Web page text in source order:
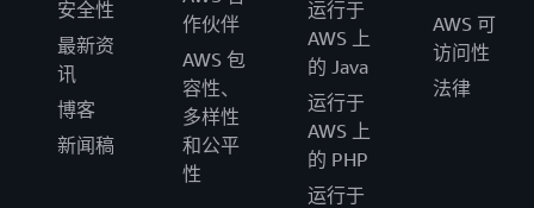
安全性
最新资
讯
博客
新闻稿
作伙伴
AWS 包
容性、
多样性
和公平
性
运行于
AWS 上
的 Java
运行于
AWS 上
的 PHP
运行于
AWS 可
访问性
法律